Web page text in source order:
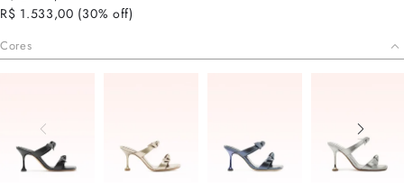
R$ 1.533,00 (30% off)
Cores